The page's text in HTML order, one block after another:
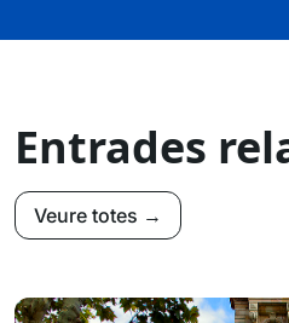
Entrades
Veure totes →